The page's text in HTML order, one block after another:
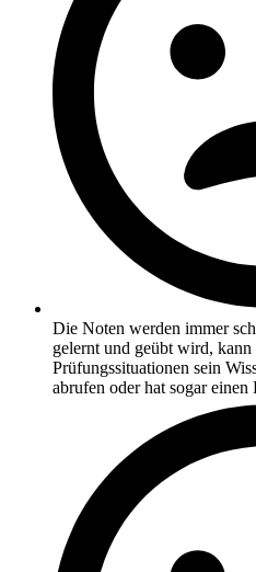
Die Noten werden immer
gelernt und geübt wird,
Prüfungssituationen sein
abrufen oder hat sogar